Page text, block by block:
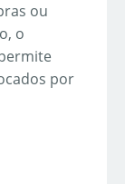
ou
o
por